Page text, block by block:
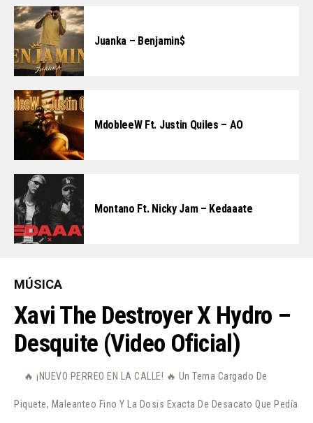
Juanka – Benjamin$
MdobleeW Ft. Justin Quiles – AO
Montano Ft. Nicky Jam – Kedaaate
MÚSICA
Xavi The Destroyer X Hydro –
Desquite (Video Oficial)
🔥 ¡NUEVO PERREO EN LA CALLE! 🔥 Un Tema Cargado De
Piquete, Maleanteo Fino Y La Dosis Exacta De Desacato Que Pedía